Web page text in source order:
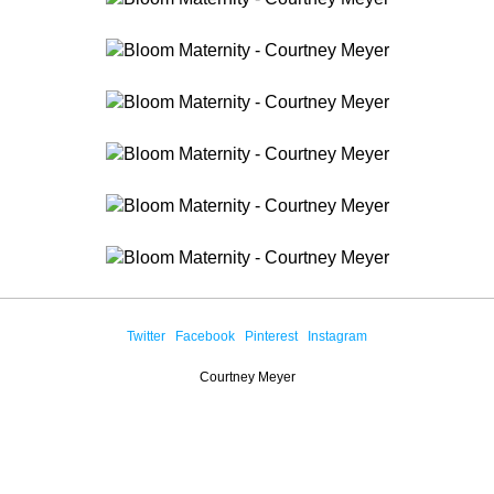
Twitter Facebook Pinterest Instagram
Courtney Meyer